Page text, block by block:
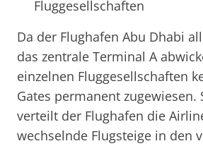
Fluggesellschaften
Da der Flughafen Abu Dhabi
das zentrale Terminal A
einzelnen Fluggesellschaften
Gates permanent zugewiesen.
verteilt der Flughafen die
wechselnde Flugsteige in den